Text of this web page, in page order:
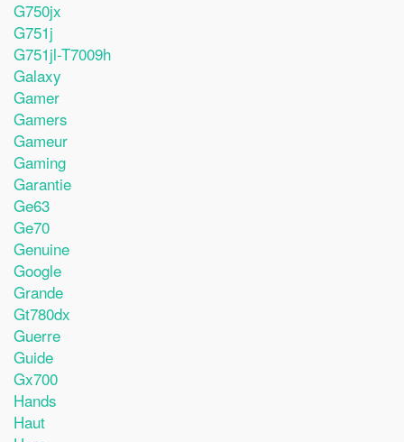
G750jx
G751j
G751jl-T7009h
Galaxy
Gamer
Gamers
Gameur
Gaming
Garantie
Ge63
Ge70
Genuine
Google
Grande
Gt780dx
Guerre
Guide
Gx700
Hands
Haut